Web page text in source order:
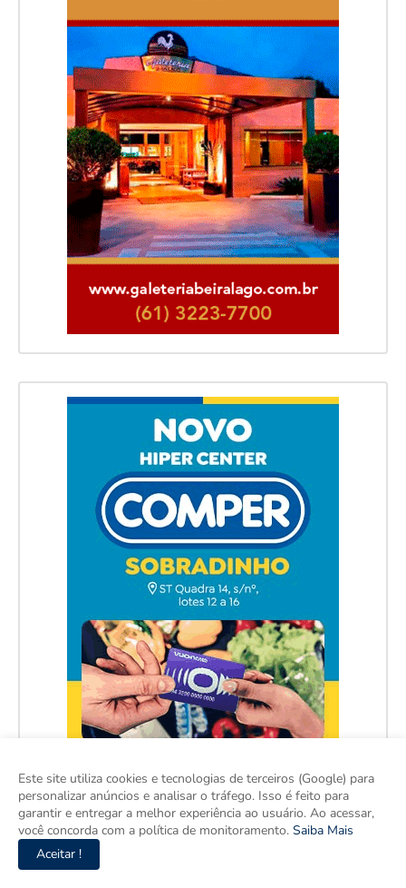
Este site utiliza cookies e tecnologias de terceiros (Google) para
personalizar anúncios e analisar o tráfego. Isso é feito para
garantir e entregar a melhor experiência ao usuário. Ao acessar,
você concorda com a política de monitoramento. Saiba Mais
Aceitar !